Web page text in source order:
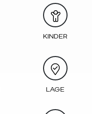
KINDER
LAGE